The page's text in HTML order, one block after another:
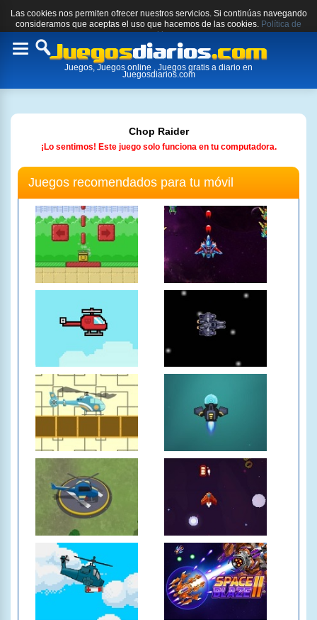
Las cookies nos permiten ofrecer nuestros servicios. Si continúas navegando
consideramos que aceptas el uso que hacemos de las cookies. Política de
cookies.
Toggle
Juegos, Juegos online , Juegos gratis a diario en
Juegosdiarios.com
Chop Raider
¡Lo sentimos! Este juego solo funciona en tu computadora.
Juegos recomendados para tu móvil